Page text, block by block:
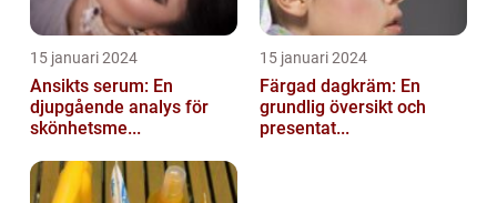
15 januari 2024
Ansikts serum: En
djupgående analys för
skönhetsme...
15 januari 2024
Färgad dagkräm: En
grundlig översikt och
presentat...